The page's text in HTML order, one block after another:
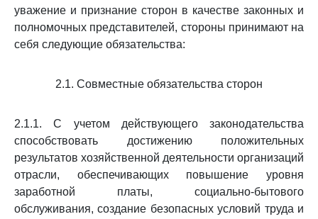
уважение и признание сторон в качестве законных и
полномочных представителей, стороны принимают на
себя следующие обязательства:
2.1. Совместные обязательства сторон
2.1.1. С учетом действующего законодательства
способствовать достижению положительных
результатов хозяйственной деятельности организаций
отрасли, обеспечивающих повышение уровня
заработной платы, социально-бытового
обслуживания, создание безопасных условий труда и